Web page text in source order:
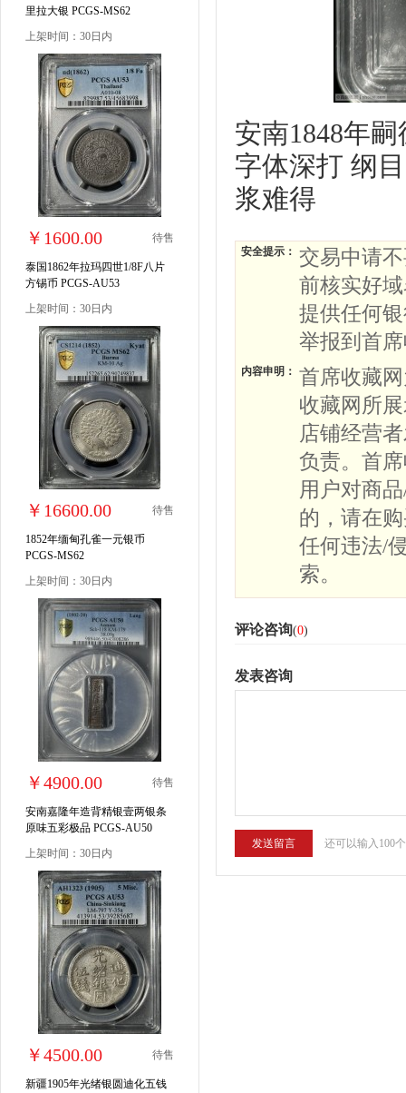
里拉大银 PCGS-MS62
上架时间：30日内
￥1600.00 待售
泰国1862年拉玛四世1/8F八片
方锡币 PCGS-AU53
上架时间：30日内
￥16600.00 待售
1852年缅甸孔雀一元银币
PCGS-MS62
上架时间：30日内
￥4900.00 待售
安南嘉隆年造背精银壹两银条
原味五彩极品 PCGS-AU50
上架时间：30日内
￥4500.00 待售
新疆1905年光绪银圆迪化五钱
安南1848年
字体深打 纲
浆难得
安全提示： 交易中请
前核实好
提供任何
举报到首
内容申明： 首席收藏
收藏网所
店铺经营
负责。首
用户对商
的，请在
任何违法/
索。
评论咨询(0)
发表咨询
还可以输入100